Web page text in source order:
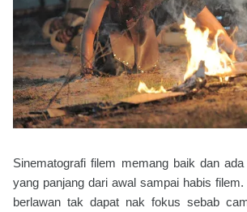
Sinematografi filem memang baik dan
yang panjang dari awal sampai habis
berlawan tak dapat nak fokus sebab